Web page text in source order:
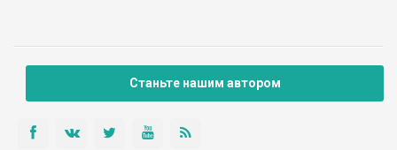
міста 11,986 км², населення 10,1 тис. мешканців (2011). Згідно
Станьте нашим автором